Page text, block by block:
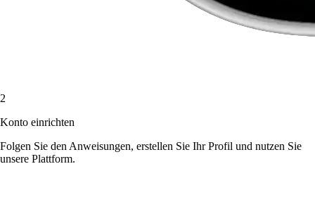
2
Konto einrichten
Folgen Sie den Anweisungen, erstellen Sie Ihr Profil und nutzen Sie
unsere Plattform.